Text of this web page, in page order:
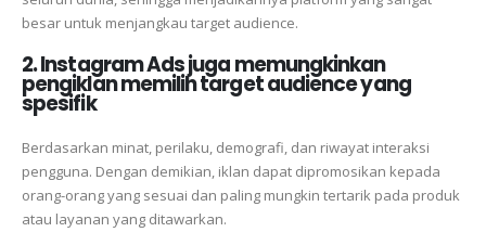
besar untuk menjangkau target audience.
2. Instagram Ads juga memungkinkan
pengiklan memilih target audience yang
spesifik
Berdasarkan minat, perilaku, demografi, dan riwayat interaksi
pengguna. Dengan demikian, iklan dapat dipromosikan kepada
orang-orang yang sesuai dan paling mungkin tertarik pada produk
atau layanan yang ditawarkan.